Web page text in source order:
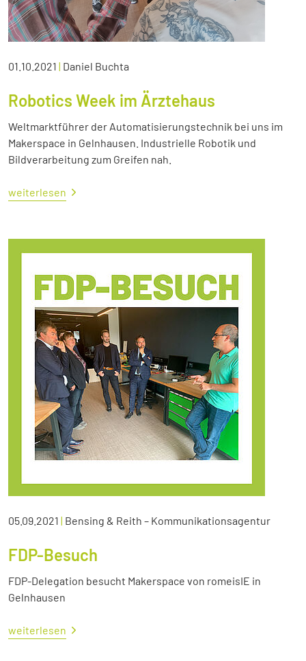
01.10.2021 | Daniel Buchta
Robotics Week im Ärztehaus
Weltmarktführer der Automatisierungstechnik bei uns im
Makerspace in Gelnhausen. Industrielle Robotik und
Bildverarbeitung zum Greifen nah.
weiterlesen
05.09.2021 | Bensing & Reith – Kommunikationsagentur
FDP-Besuch
FDP-Delegation besucht Makerspace von romeisIE in
Gelnhausen
weiterlesen